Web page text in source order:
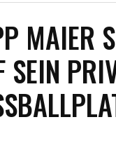
MAIER
SEIN